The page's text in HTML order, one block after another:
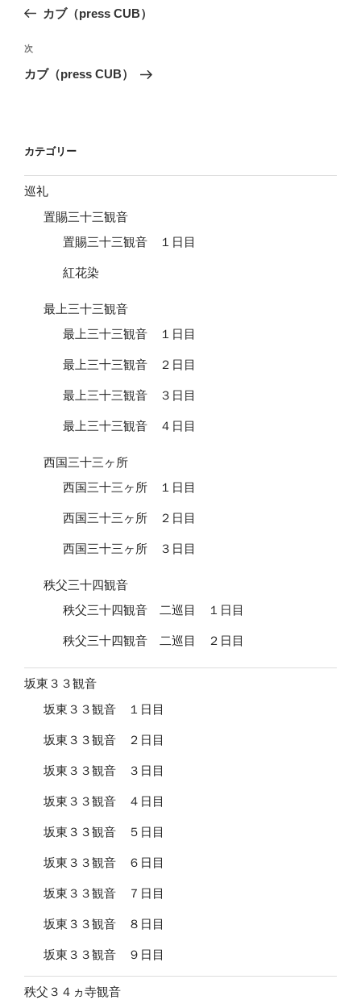
ビ
ゲ
ン
の
稿
カブ（press CUB）
次
の
次
カブ（press CUB）
カテゴリー
巡礼
置賜三十三観音
置賜三十三観音 １日目
紅花染
最上三十三観音
最上三十三観音 １日目
最上三十三観音 ２日目
最上三十三観音 ３日目
最上三十三観音 ４日目
西国三十三ヶ所
西国三十三ヶ所 １日目
西国三十三ヶ所 ２日目
西国三十三ヶ所 ３日目
秩父三十四観音
秩父三十四観音 二巡目 １日目
秩父三十四観音 二巡目 ２日目
坂東３３観音
坂東３３観音 １日目
坂東３３観音 ２日目
坂東３３観音 ３日目
坂東３３観音 ４日目
坂東３３観音 ５日目
坂東３３観音 ６日目
坂東３３観音 ７日目
坂東３３観音 ８日目
坂東３３観音 ９日目
秩父３４ヵ寺観音